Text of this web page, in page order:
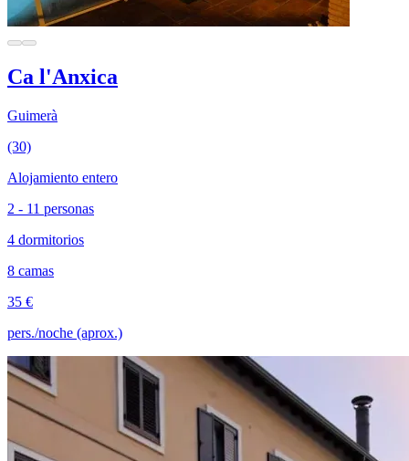
Ca l'Anxica
Guimerà
(30)
Alojamiento entero
2 - 11 personas
4 dormitorios
8 camas
35 €
pers./noche (aprox.)